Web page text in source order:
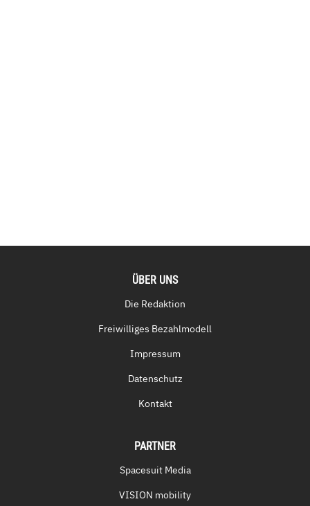
ÜBER UNS
Die Redaktion
Freiwilliges Bezahlmodell
Impressum
Datenschutz
Kontakt
PARTNER
Spacesuit Media
VISION mobility